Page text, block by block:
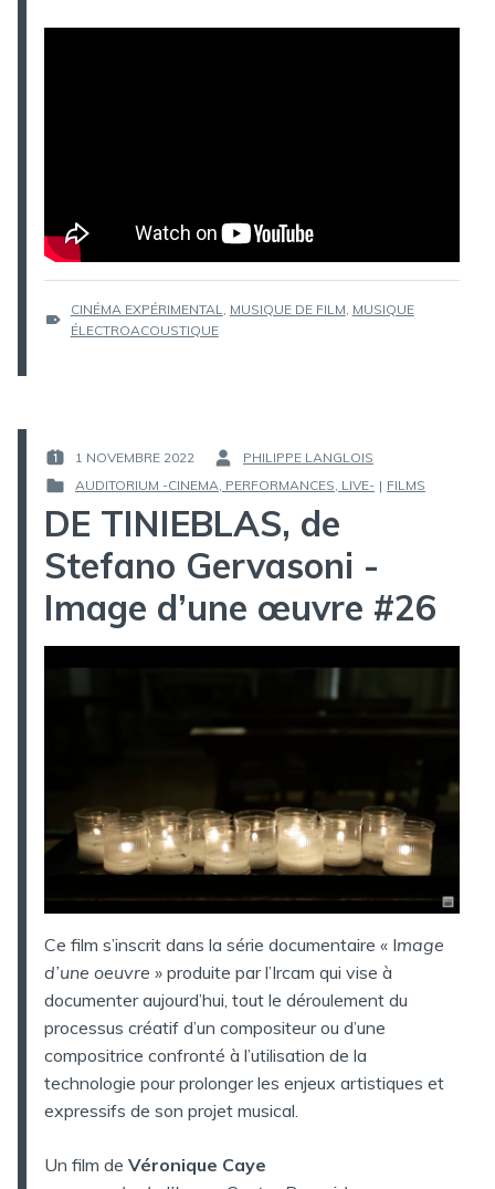
ÉTIQUETTES :
CINÉMA EXPÉRIMENTAL MUSIQUE DE FILM MUSIQUE
ÉLECTROACOUSTIQUE
PUBLIÉ
LE :
1 NOVEMBRE 2022
PAR :
PHILIPPE LANGLOIS
PUBLIÉ
DANS
AUDITORIUM -CINEMA, PERFORMANCES, LIVE- | FILMS
DE TINIEBLAS, de
Stefano Gervasoni -
Image d’une œuvre #26
Ce film s’inscrit dans la série documentaire « Image
d’une oeuvre » produite par l’Ircam qui vise à
documenter aujourd’hui, tout le déroulement du
processus créatif d’un compositeur ou d’une
compositrice confronté à l’utilisation de la
technologie pour prolonger les enjeux artistiques et
expressifs de son projet musical.
Un film de Véronique Caye